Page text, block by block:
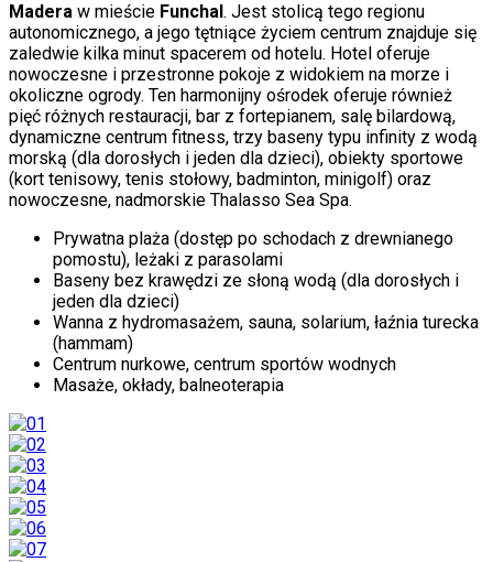
Madera w mieście Funchal. Jest stolicą tego regionu
autonomicznego, a jego tętniące życiem centrum znajduje się
zaledwie kilka minut spacerem od hotelu. Hotel oferuje
nowoczesne i przestronne pokoje z widokiem na morze i
okoliczne ogrody. Ten harmonijny ośrodek oferuje również
pięć różnych restauracji, bar z fortepianem, salę bilardową,
dynamiczne centrum fitness, trzy baseny typu infinity z wodą
morską (dla dorosłych i jeden dla dzieci), obiekty sportowe
(kort tenisowy, tenis stołowy, badminton, minigolf) oraz
nowoczesne, nadmorskie Thalasso Sea Spa.
Prywatna plaża (dostęp po schodach z drewnianego
pomostu), leżaki z parasolami
Baseny bez krawędzi ze słoną wodą (dla dorosłych i
jeden dla dzieci)
Wanna z hydromasażem, sauna, solarium, łaźnia turecka
(hammam)
Centrum nurkowe, centrum sportów wodnych
Masaże, okłady, balneoterapia